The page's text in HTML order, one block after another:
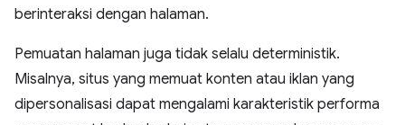
berinteraksi dengan halaman.
Pemuatan halaman juga tidak selalu deterministik.
Misalnya, situs yang memuat konten atau iklan yang
dipersonalisasi dapat mengalami karakteristik performa